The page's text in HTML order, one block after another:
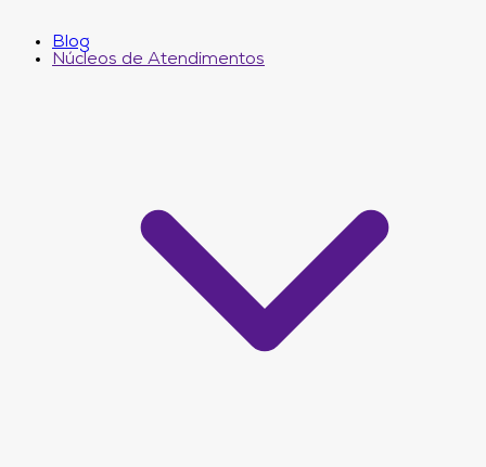
Blog
Núcleos de Atendimentos